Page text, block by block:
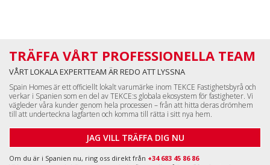
relativt enkelt att hitta kvalificerad personal. Dessutom bidrar
den höga livskvaliteten och Medelhavets bekväma livsstil till
ökad motivation och produktivitet bland anställda. Lokala
myndigheter uppmuntrar entreprenörskap genom stöd- och
incitamentsprogram för nya företag. Med hjälp av dessa
stödåtgärder och förenklade processer kan du snabbt komma
igång med din verksamhet. Att köpa kommersiella fastigheter i
lokal utan också att bli en del av en stark och hållbar affärsmiljö.
Med bådelägenheter till salu i Alicanteoch kommersiella lokaler
tillgängliga i staden finns det många möjligheter för dem som
TRÄFFA VÅRT PROFESSIONELLA TEAM
VÅRT LOKALA EXPERTTEAM ÄR REDO ATT LYSSNA
Spain Homes är ett officiellt lokalt varumärke inom TEKCE Fastighetsbyrå och
verkar i Spanien som en del av TEKCE:s globala ekosystem för fastigheter. Vi
vägleder våra kunder genom hela processen – från att hitta deras drömhem
till att underteckna lagfarten och komma till rätta i sitt nya hem.
JAG VILL TRÄFFA DIG NU
Om du är i Spanien nu, ring oss direkt från +34 683 45 86 86